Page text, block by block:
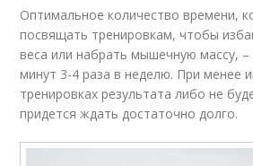
Оптимальное количество времени,
посвящать тренировкам, чтобы
веса или набрать мышечную массу,
минут 3-4 раза в неделю. При менее
тренировках результата либо не
придется ждать достаточно долго.